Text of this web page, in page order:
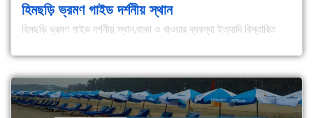
হিমছড়ি ভ্রমণ গাইড দর্শনীয় স্থান
হিমছড়ি ভ্রমণ গাইড দর্শনীয় স্থান,থাকা ও খাওয়ার ব্যবস্থা ইত্যাদি বিস্তারিত